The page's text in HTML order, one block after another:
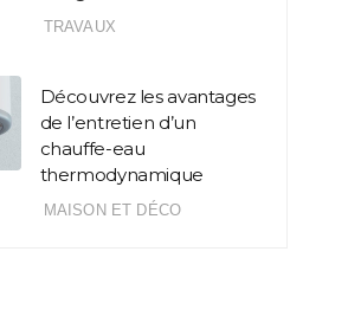
TRAVAUX
Découvrez les avantages
de l’entretien d’un
chauffe-eau
thermodynamique
MAISON ET DÉCO